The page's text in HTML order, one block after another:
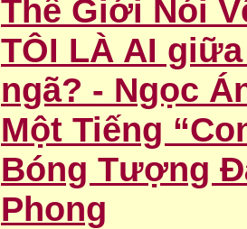
Thế Giới Nói
TÔI LÀ AI
ngã? - Ngọc
Một Tiếng
Bóng Tượng
Phong